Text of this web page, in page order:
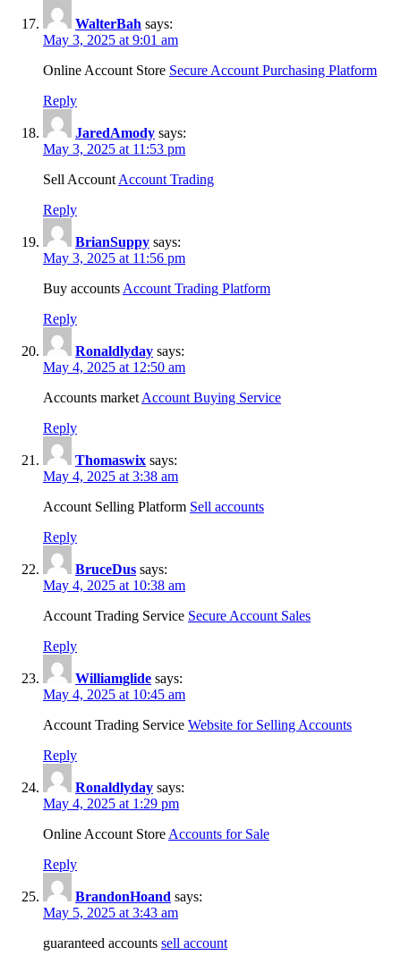
WalterBah says:
May 3, 2025 at 9:01 am
Online Account Store Secure Account Purchasing Platform
Reply
JaredAmody says:
May 3, 2025 at 11:53 pm
Sell Account Account Trading
Reply
BrianSuppy says:
May 3, 2025 at 11:56 pm
Buy accounts Account Trading Platform
Reply
Ronaldlyday says:
May 4, 2025 at 12:50 am
Accounts market Account Buying Service
Reply
Thomaswix says:
May 4, 2025 at 3:38 am
Account Selling Platform Sell accounts
Reply
BruceDus says:
May 4, 2025 at 10:38 am
Account Trading Service Secure Account Sales
Reply
Williamglide says:
May 4, 2025 at 10:45 am
Account Trading Service Website for Selling Accounts
Reply
Ronaldlyday says:
May 4, 2025 at 1:29 pm
Online Account Store Accounts for Sale
Reply
BrandonHoand says:
May 5, 2025 at 3:43 am
guaranteed accounts sell account